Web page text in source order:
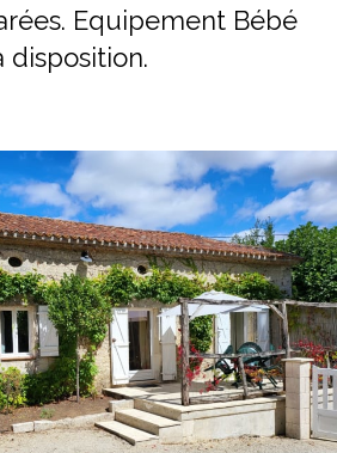
Equipement Bébé
disposition.